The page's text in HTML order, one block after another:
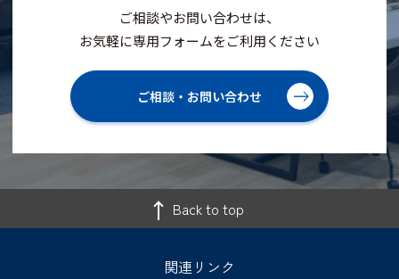
ご相談やお問い合わせは、
お気軽に専用フォームをご利用ください
ご相談・お問い合わせ
Back to top
関連リンク